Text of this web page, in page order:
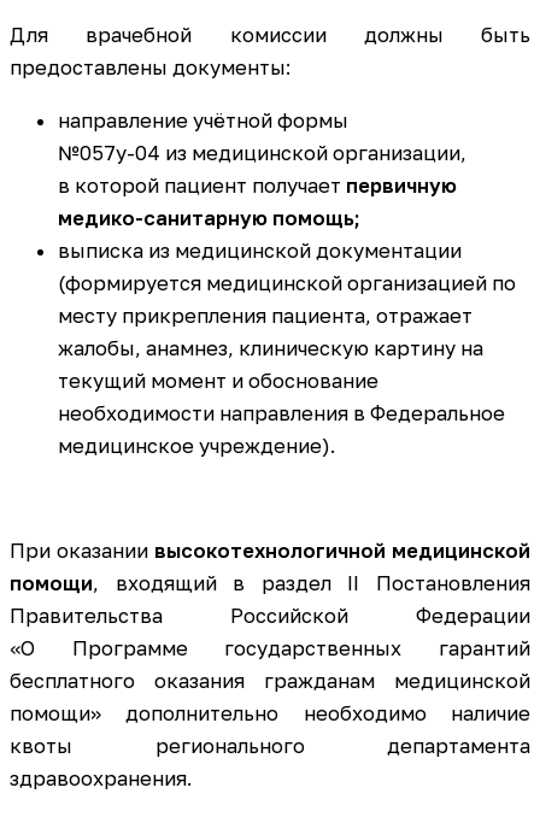
Для врачебной комиссии должны быть
предоставлены документы:
направление учётной формы
№057у-04 из медицинской организации,
в которой пациент получает первичную
медико-санитарную помощь;
выписка из медицинской документации
(формируется медицинской организацией по
месту прикрепления пациента, отражает
жалобы, анамнез, клиническую картину на
текущий момент и обоснование
необходимости направления в Федеральное
медицинское учреждение).
При оказании высокотехнологичной медицинской
помощи, входящий в раздел II Постановления
Правительства Российской Федерации
«О Программе государственных гарантий
бесплатного оказания гражданам медицинской
помощи» дополнительно необходимо наличие
квоты регионального департамента
здравоохранения.